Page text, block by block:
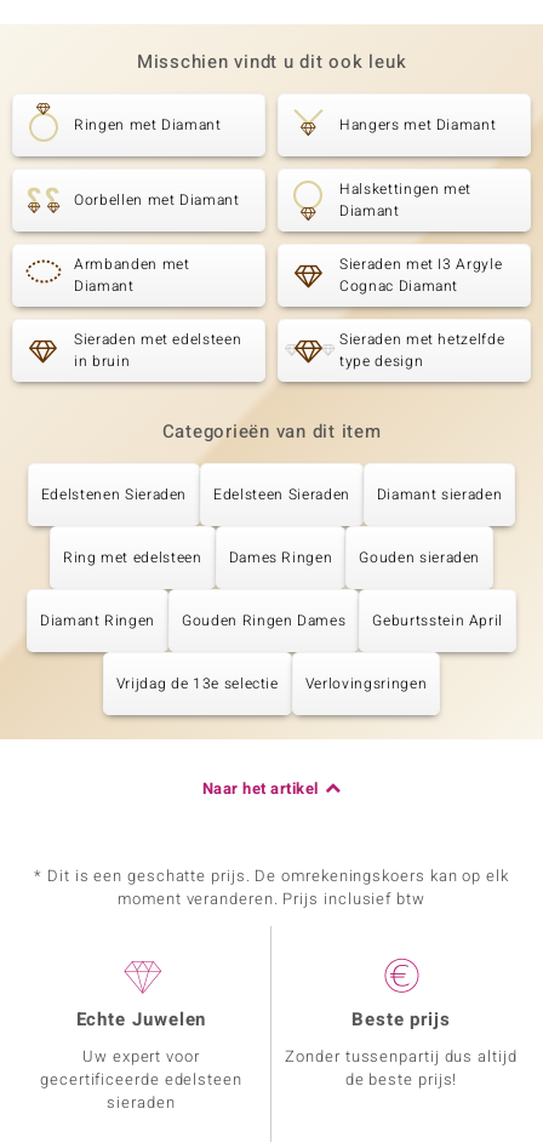
Misschien vindt u dit ook leuk
Ringen met Diamant Hangers met Diamant
Oorbellen met Diamant
Halskettingen met
Diamant
Armbanden met
Diamant
Sieraden met I3 Argyle
Cognac Diamant
Sieraden met edelsteen
in bruin
Sieraden met hetzelfde
type design
Categorieën van dit item
Edelstenen Sieraden Edelsteen Sieraden Diamant sieraden
Ring met edelsteen Dames Ringen Gouden sieraden
Diamant Ringen Gouden Ringen Dames Geburtsstein April
Vrijdag de 13e selectie Verlovingsringen
Naar het artikel
* Dit is een geschatte prijs. De omrekeningskoers kan op elk
moment veranderen. Prijs inclusief btw
Echte Juwelen
Uw expert voor
gecertificeerde edelsteen
sieraden
Beste prijs
Zonder tussenpartij dus altijd
de beste prijs!